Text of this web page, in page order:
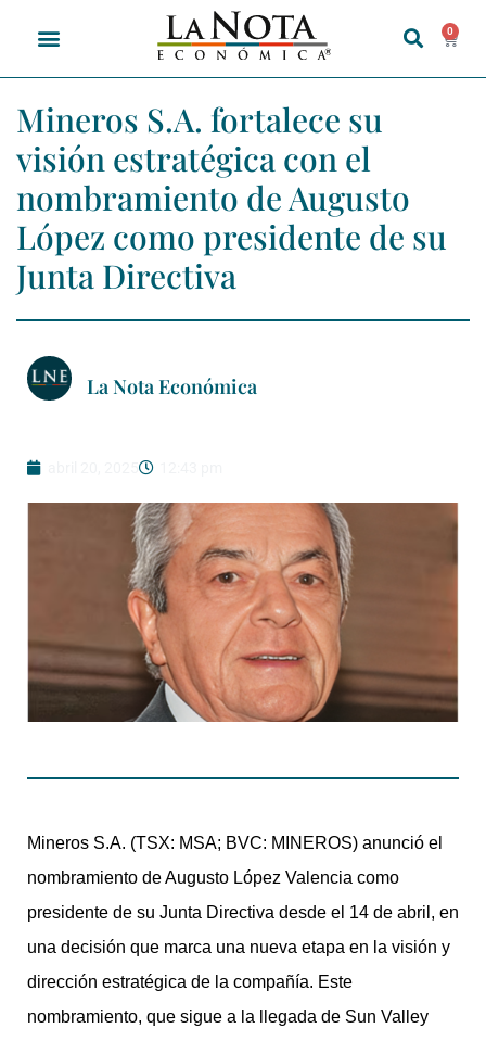
0
Mineros S.A. fortalece su
visión estratégica con el
nombramiento de Augusto
López como presidente de su
Junta Directiva
La Nota Económica
Mineros S.A. (TSX: MSA; BVC: MINEROS) anunció el
nombramiento de Augusto López Valencia como
presidente de su Junta Directiva desde el 14 de abril, en
una decisión que marca una nueva etapa en la visión y
dirección estratégica de la compañía. Este
nombramiento, que sigue a la llegada de Sun Valley